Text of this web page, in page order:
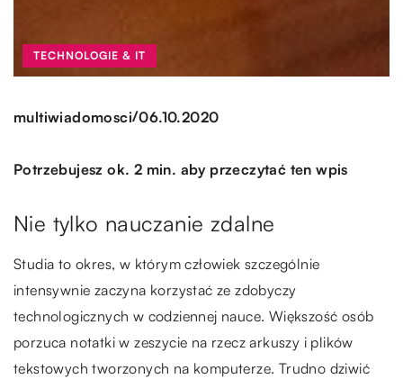
TECHNOLOGIE & IT
multiwiadomosci/06.10.2020
Potrzebujesz ok. 2 min. aby przeczytać ten wpis
Nie tylko nauczanie zdalne
Studia to okres, w którym człowiek szczególnie
intensywnie zaczyna korzystać ze zdobyczy
technologicznych w codziennej nauce. Większość osób
porzuca notatki w zeszycie na rzecz arkuszy i plików
tekstowych tworzonych na komputerze. Trudno dziwić